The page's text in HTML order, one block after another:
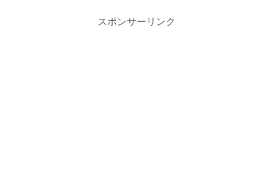
スポンサーリンク